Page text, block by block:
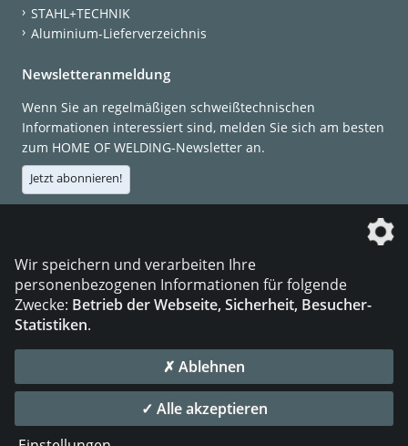
STAHL+TECHNIK
Aluminium-Lieferverzeichnis
Newsletteranmeldung
Wenn Sie an regelmäßigen schweißtechnischen
Informationen interessiert sind, melden Sie sich am besten
zum HOME OF WELDING-Newsletter an.
Jetzt abonnieren!
© 2026 DVS Media GmbH
Datenschutzeinstellungen
Wir speichern und verarbeiten Ihre
personenbezogenen Informationen für folgende
Zwecke: Betrieb der Webseite, Sicherheit, Besucher-
Statistiken.
✗ Ablehnen
✓ Alle akzeptieren